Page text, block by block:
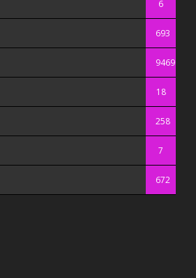
6
693
9469
18
258
7
672